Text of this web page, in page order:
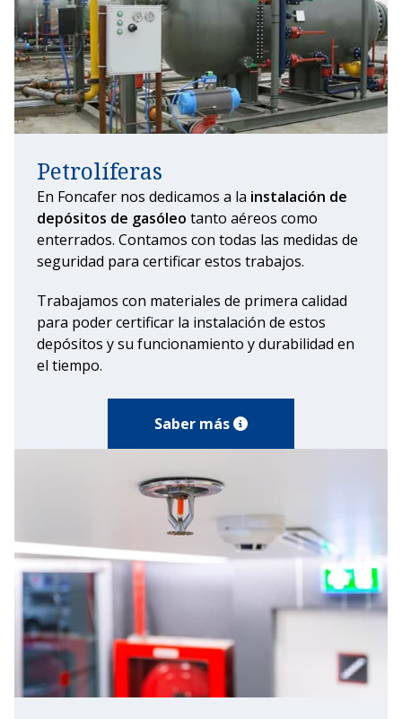
Petrolíferas
En Foncafer nos dedicamos a la instalación de
depósitos de gasóleo tanto aéreos como
enterrados. Contamos con todas las medidas de
seguridad para certificar estos trabajos.
Trabajamos con materiales de primera calidad
para poder certificar la instalación de estos
depósitos y su funcionamiento y durabilidad en
el tiempo.
Saber más